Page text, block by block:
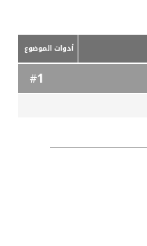
أدوات الموضوع
1